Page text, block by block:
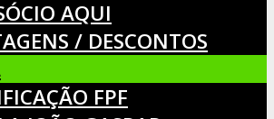
AQUI
/ DESCONTOS
FPF